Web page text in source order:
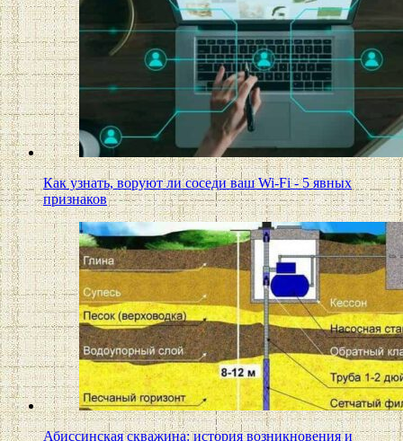
Как узнать, воруют ли соседи ваш Wi-Fi - 5 явных
признаков
Абиссинская скважина: история возникновения и